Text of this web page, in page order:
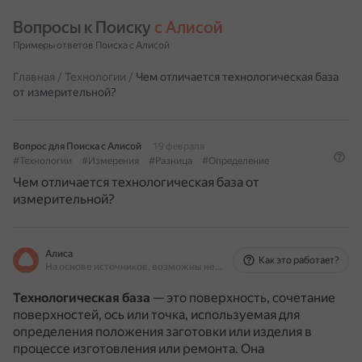
Вопросы к Поиску с Алисой
Примеры ответов Поиска с Алисой
Главная / Технологии / Чем отличается технологическая база
от измерительной?
Вопрос для Поиска с Алисой
19 февраля
#Технологии
#Измерения #Разница #Определение
Чем отличается технологическая база от
измерительной?
Алиса
На основе источников, возможны неточности
Как это работает?
Технологическая база — это поверхность, сочетание
поверхностей, ось или точка, используемая для
определения положения заготовки или изделия в
процессе изготовления или ремонта. Она